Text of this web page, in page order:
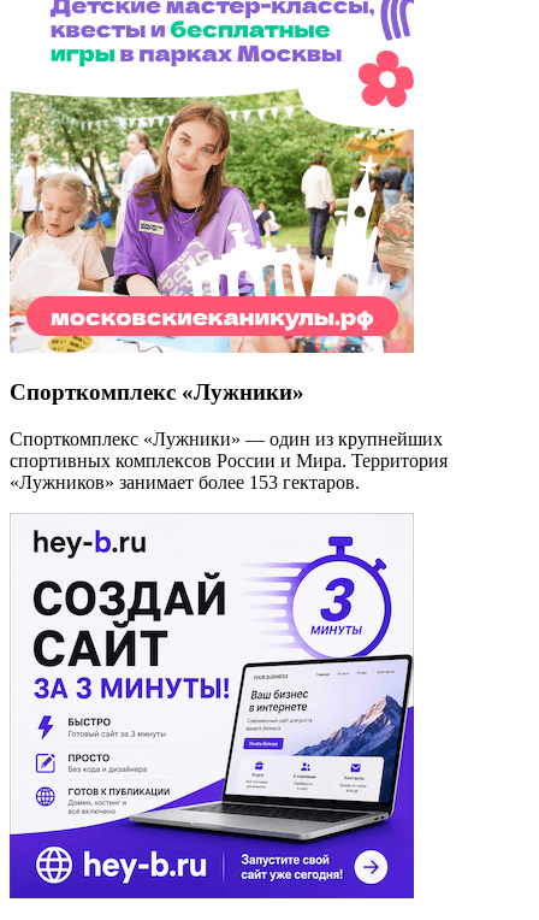
Спорткомплекс «Лужники»
Спорткомплекс «Лужники» — один из крупнейших
спортивных комплексов России и Мира. Территория
«Лужников» занимает более 153 гектаров.